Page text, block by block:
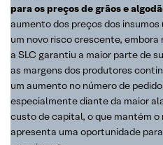
para os preços de grãos e
aumento dos preços dos
um novo risco crescente, embora
a SLC garantiu a maior parte de
as margens dos produtores
um aumento no número de
especialmente diante da maior
custo de capital, o que mantém
apresenta uma oportunidade